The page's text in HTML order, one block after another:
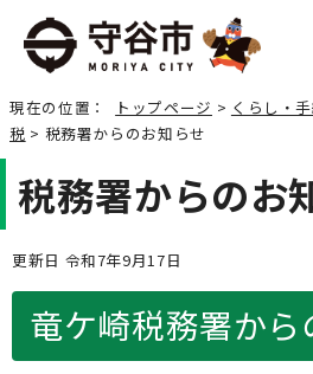
現在の位置： トップページ > くらし・
税 > 税務署からのお知らせ
税務署からのお
更新日 令和7年9月17日
竜ケ崎税務署から